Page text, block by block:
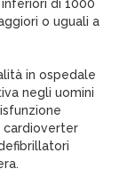
di 1000
o uguali a
in ospedale
negli uomini
cardioverter